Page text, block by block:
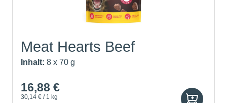
Meat Hearts Beef
Inhalt: 8 x 70 g
16,88 €
30,14 € / 1 kg